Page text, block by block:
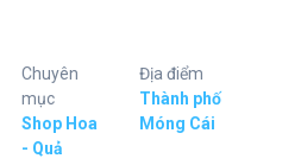
Chuyên
mục
Shop Hoa
- Quả
Địa điểm
Thành phố
Móng Cái